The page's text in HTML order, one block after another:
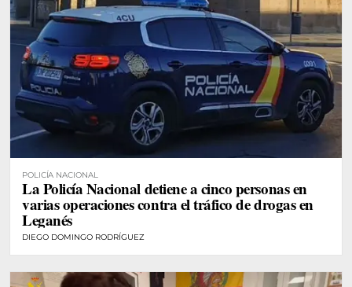
POLICÍA NACIONAL
La Policía Nacional detiene a cinco personas en
varias operaciones contra el tráfico de drogas en
Leganés
DIEGO DOMINGO RODRÍGUEZ